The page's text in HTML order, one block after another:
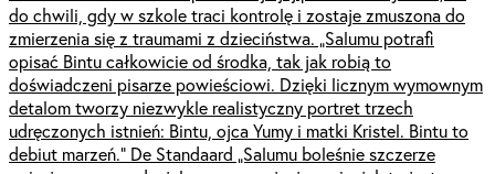
do chwili, gdy w szkole traci kontrolę i zostaje zmuszona do
zmierzenia się z traumami z dzieciństwa. „Salumu potrafi
opisać Bintu całkowicie od środka, tak jak robią to
doświadczeni pisarze powieściowi. Dzięki licznym wymownym
detalom tworzy niezwykle realistyczny portret trzech
udręczonych istnień: Bintu, ojca Yumy i matki Kristel. Bintu to
debiut marzeń.” De Standaard „Salumu boleśnie szczerze